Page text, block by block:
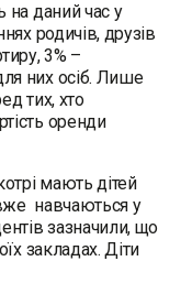
на даний час у
родичів, друзів
3% –
них осіб. Лише
тих, хто
оренди
мають дітей
навчаються у
зазначили, що
закладах. Діти